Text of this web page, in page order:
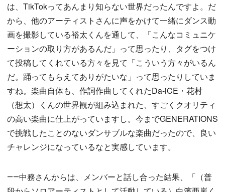
は、TikTokってあんまり知らない世界だったんですよ。だ
から、他のアーティストさんに声をかけて一緒にダンス動
画を撮影している裕太くんを通して、「こんなコミュニケ
ーションの取り方があるんだ」って思ったり、タグをつけ
て投稿してくれている方々を見て「こういう方々がいるん
だ。踊ってもらえてありがたいな」って思ったりしていま
すね。楽曲自体も、作詞作曲してくれたDa-iCE・花村
（想太）くんの世界観が組み込まれた、すごくクオリティ
の高い楽曲に仕上がっていますし。今までGENERATIONS
で挑戦したことのないダンサブルな楽曲だったので、良い
チャレンジになっているなと実感しています。
――中務さんからは、メンバーと話し合った結果、「（普